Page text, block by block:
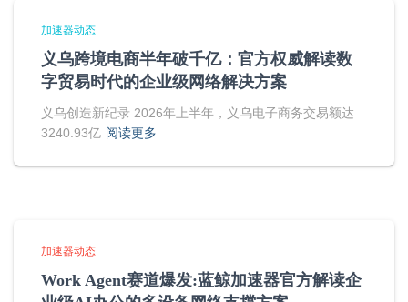
加速器动态
义乌跨境电商半年破千亿：官方权威解读数
字贸易时代的企业级网络解决方案
义乌创造新纪录 2026年上半年，义乌电子商务交易额达
3240.93亿 阅读更多
加速器动态
Work Agent赛道爆发:蓝鲸加速器官方解读企